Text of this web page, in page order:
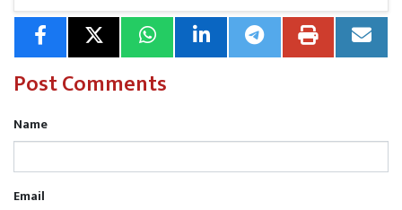
Post Comments
Name
Email